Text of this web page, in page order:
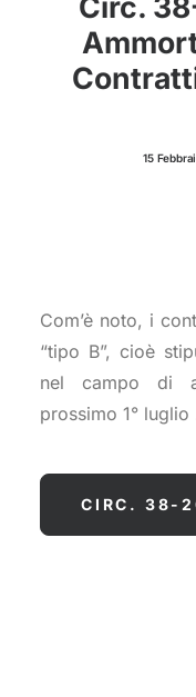
UNISCITI A NOI
CONVENZIONI
ASSOCIAZIONI
15
Com’è noto, i
“tipo B”, cioè
nel campo di
prossimo 1°
CIRC. 38-